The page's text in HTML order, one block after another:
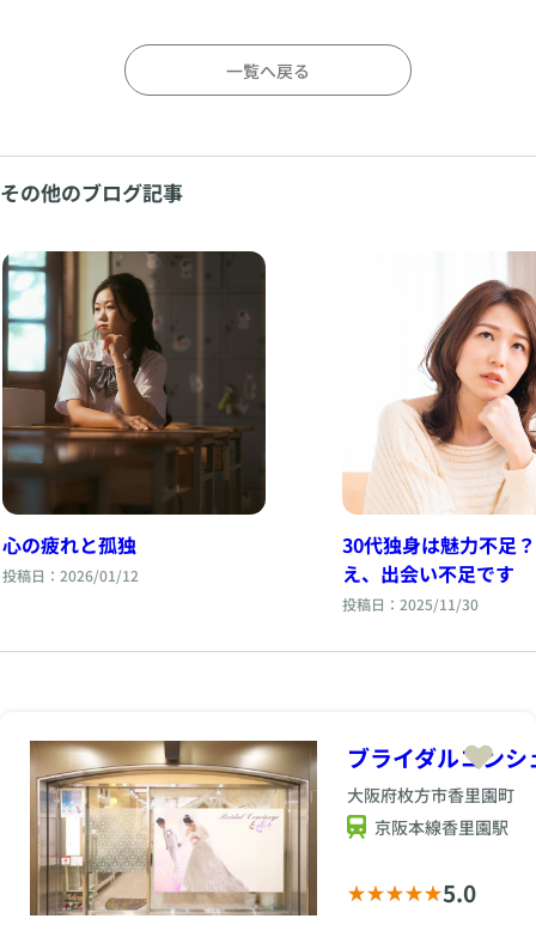
一覧へ戻る
その他のブログ記事
心の疲れと孤独
投稿日：2026/01/12
30代独身は魅力不足
え、出会い不足です
投稿日：2025/11/30
ブライダルコン
大阪府枚方市香里園町
京阪本線香里園駅
5.0